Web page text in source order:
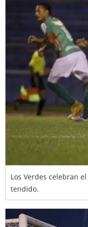
Los Verdes celebran
tendido.